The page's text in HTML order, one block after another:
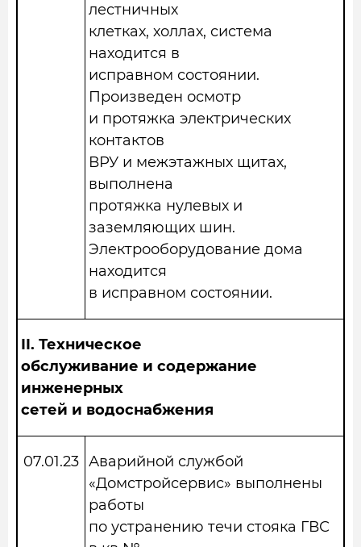
лестничных
клетках, холлах, система
находится в
исправном состоянии.
Произведен осмотр
и протяжка электрических
контактов
ВРУ и межэтажных щитах,
выполнена
протяжка нулевых и
заземляющих шин.
Электрооборудование дома
находится
в исправном состоянии.
II. Техническое
обслуживание и содержание
инженерных
сетей и водоснабжения
07.01.23 Аварийной службой
«Домстройсервис» выполнены
работы
по устранению течи стояка ГВС